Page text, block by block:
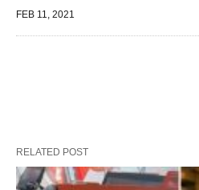
FEB 11, 2021
RELATED POST